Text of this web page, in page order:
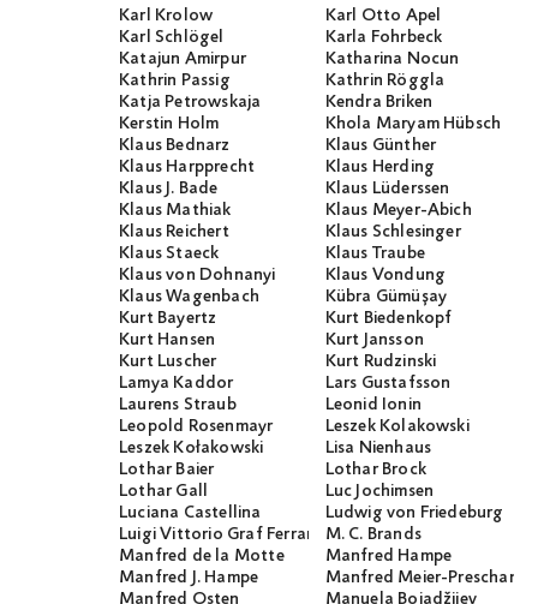
Karl Krolow
Karl Otto Apel
Karl Schlögel
Karla Fohrbeck
Katajun Amirpur
Katharina Nocun
Kathrin Passig
Kathrin Röggla
Katja Petrowskaja
Kendra Briken
Kerstin Holm
Khola Maryam Hübsch
Klaus Bednarz
Klaus Günther
Klaus Harpprecht
Klaus Herding
Klaus J. Bade
Klaus Lüderssen
Klaus Mathiak
Klaus Meyer-Abich
Klaus Reichert
Klaus Schlesinger
Klaus Staeck
Klaus Traube
Klaus von Dohnanyi
Klaus Vondung
Klaus Wagenbach
Kübra Gümüşay
Kurt Bayertz
Kurt Biedenkopf
Kurt Hansen
Kurt Jansson
Kurt Luscher
Kurt Rudzinski
Lamya Kaddor
Lars Gustafsson
Laurens Straub
Leonid Ionin
Leopold Rosenmayr
Leszek Kolakowski
Leszek Kołakowski
Lisa Nienhaus
Lothar Baier
Lothar Brock
Lothar Gall
Luc Jochimsen
Luciana Castellina
Ludwig von Friedeburg
Luigi Vittorio Graf Ferraris
M. C. Brands
Manfred de la Motte
Manfred Hampe
Manfred J. Hampe
Manfred Meier-Preschany
Manfred Osten
Manuela Bojadžijev